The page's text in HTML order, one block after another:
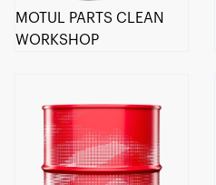
MOTUL PARTS CLEAN
WORKSHOP